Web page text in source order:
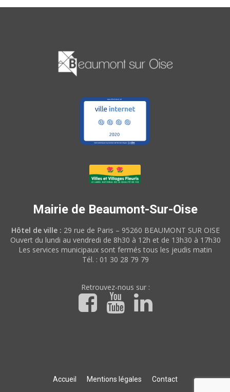
Mairie de Beaumont-Sur-Oise
Hôtel de ville : 29 rue de Paris – 95260 BEAUMONT SUR OISE
Ouvert du lundi au vendredi de 8h30 à 12h et de 13h30 à 17h30
Les services municipaux sont fermés tous les jeudis matin
Tél. : 01 30 28 79 79
Retrouvez-nous sur :
Accueil Mentions légales Contact